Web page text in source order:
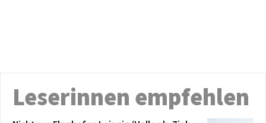
Leserinnen empfehlen